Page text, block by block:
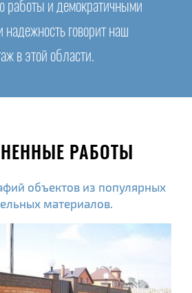
работы и демократичными
надежность говорит наш
в этой области.
РАБОТЫ
объектов из популярных
материалов.